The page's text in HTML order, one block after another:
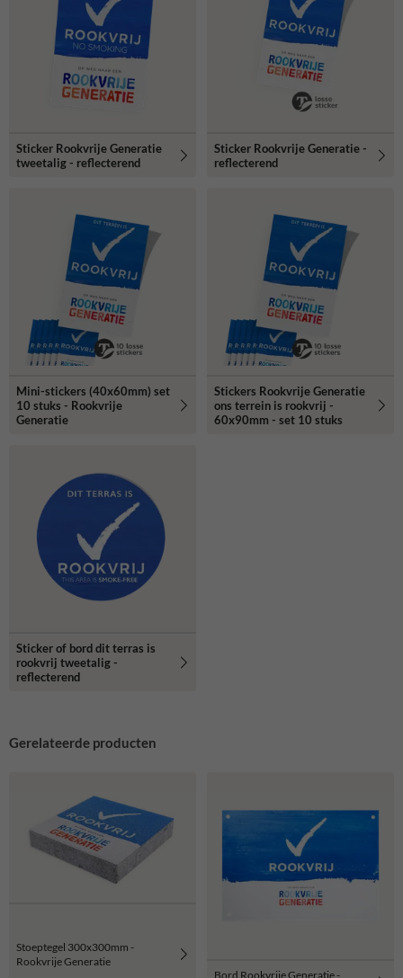
Sticker Rookvrije Generatie
tweetalig - reflecterend
Sticker Rookvrije Generatie -
reflecterend
Mini-stickers (40x60mm) set
10 stuks - Rookvrije
Generatie
Stickers Rookvrije Generatie
ons terrein is rookvrij -
60x90mm - set 10 stuks
Sticker of bord dit terras is
rookvrij tweetalig -
reflecterend
Gerelateerde producten
Stoeptegel 300x300mm -
Rookvrije Generatie
Bord Rookvrije Generatie -